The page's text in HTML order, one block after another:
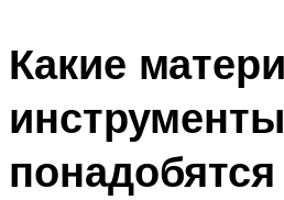
Какие
понадобятся